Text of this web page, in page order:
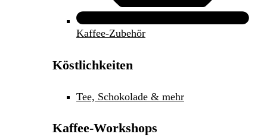
Kaffee-Zubehör
Köstlichkeiten
Tee, Schokolade & mehr
Kaffee-Workshops